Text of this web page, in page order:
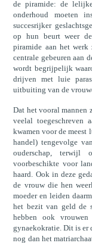
de piramide: de
onderhoud moeten
succesrijker
op hun beurt weer
piramide aan het
centrale gebeuren aan
wordt begrijpelijk
drijven met luie
uitbuiting van de
Dat het vooral mannen
veelal toegeschreven
kwamen voor de meest
handel) tengevolge
ouderschap, terwijl
voorbeschikte voor
haard. Ook in deze
de vrouw die hen
moeder en leiden
het bezit van geld de
hebben ook
gynaekokratie. Dit is er
nog dan het